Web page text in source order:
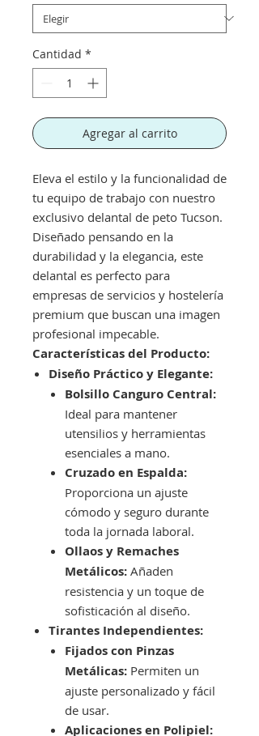
Cantidad *
Agregar al carrito
Eleva el estilo y la funcionalidad de
tu equipo de trabajo con nuestro
exclusivo delantal de peto Tucson.
Diseñado pensando en la
durabilidad y la elegancia, este
delantal es perfecto para
empresas de servicios y hostelería
premium que buscan una imagen
profesional impecable.
Características del Producto:
Diseño Práctico y Elegante:
Bolsillo Canguro Central:
Ideal para mantener
utensilios y herramientas
esenciales a mano.
Cruzado en Espalda:
Proporciona un ajuste
cómodo y seguro durante
toda la jornada laboral.
Ollaos y Remaches
Metálicos: Añaden
resistencia y un toque de
sofisticación al diseño.
Tirantes Independientes:
Fijados con Pinzas
Metálicas: Permiten un
ajuste personalizado y fácil
de usar.
Aplicaciones en Polipiel: